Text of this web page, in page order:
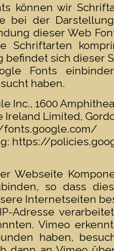
können wir
bei der
dieser Web
Schriftarten
befindet sich dieser
Fonts
haben.
Inc., 1600
Ireland Limited,
https://
Webseite
so dass
Internetseiten
Adresse
Vimeo
haben,